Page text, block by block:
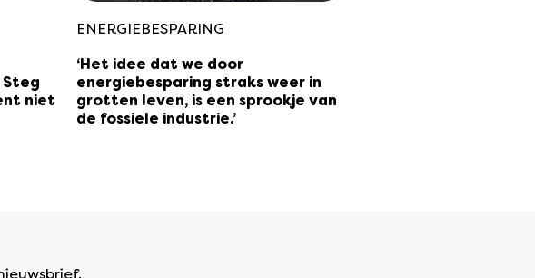
Steg
niet
ENERGIEBESPARING
‘Het idee dat we door
energiebesparing straks weer in
grotten leven, is een sprookje van
de fossiele industrie.’